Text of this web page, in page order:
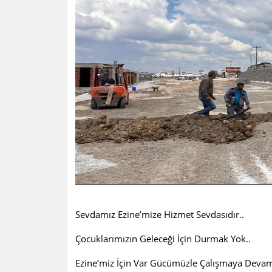
Sevdamız Ezine’mize Hizmet Sevdasıdır..
Çocuklarımızın Geleceği İçin Durmak Yok..
Ezine’miz İçin Var Gücümüzle Çalışmaya